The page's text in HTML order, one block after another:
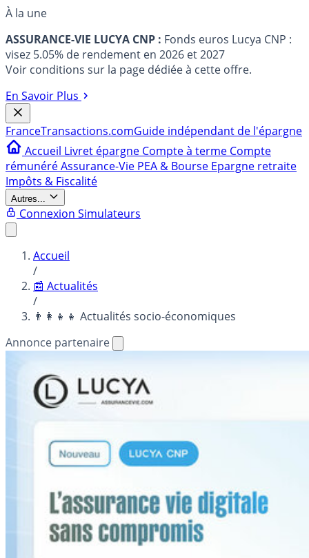
À la une
ASSURANCE-VIE LUCYA CNP : Fonds euros Lucya CNP :
visez 5.05% de rendement en 2026 et 2027
Voir conditions sur la page dédiée à cette offre.
En Savoir Plus
FranceTransactions.comGuide indépendant de l'épargne
Accueil Livret épargne Compte à terme Compte
rémunéréAssurance-Vie PEA & Bourse Epargne retraite
Impôts & Fiscalité
Autres...
Connexion Simulateurs
Accueil
/
📰 Actualités
/
👨‍👩‍👧‍👧 Actualités socio-économiques
Annonce partenaire